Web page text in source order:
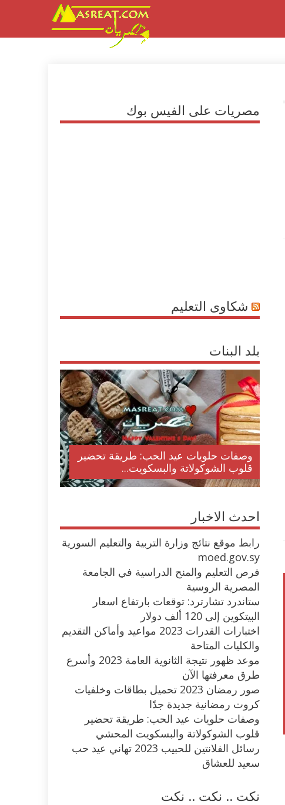
مصريات على الفيس بوك
شكاوى التعليم
بلد البنات
وصفات حلويات عيد الحب: طريقة تحضير
قلوب الشوكولاتة والبسكويت...
احدث الاخبار
رابط موقع نتائج وزارة التربية والتعليم السورية
moed.gov.sy
فرص التعليم والمنح الدراسية في الجامعة
المصرية الروسية
ستاندرد تشارترد: توقعات بارتفاع اسعار
البيتكوين إلى 120 ألف دولار
اختبارات القدرات 2023 مواعيد وأماكن التقديم
والكليات المتاحة
موعد ظهور نتيجة الثانوية العامة 2023 وأسرع
طرق معرفتها الآن
صور رمضان 2023 تحميل بطاقات وخلفيات
كروت رمضانية جديدة جدًا
وصفات حلويات عيد الحب: طريقة تحضير
قلوب الشوكولاتة والبسكويت المحشي
رسائل الفلانتين للحبيب 2023 تهاني عيد حب
سعيد للعشاق
نكت .. نكت .. نكت